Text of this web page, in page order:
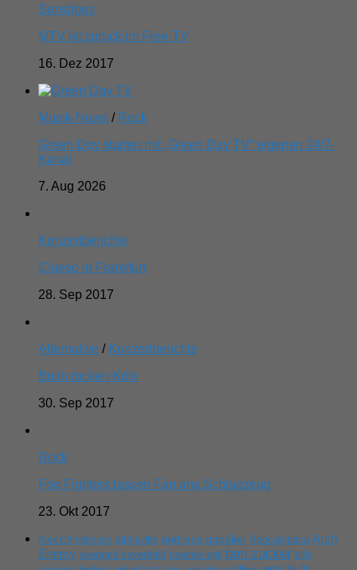
Sonstiges
MTV ist zurück im Free-TV
16. Dez 2017
Musik-News / Rock
Green Day starten mit „Green Day TV“ eigenen 24/7-
Kanal
7. Aug 2026
Konzertberichte
Clueso in Frankfurt
28. Sep 2017
Alternative / Konzertberichte
Bush rocken Köln
30. Sep 2017
Rock
Foo Fighters lassen Fan ans Schlagzeug
23. Okt 2017
Alex Christensen alphaville andreas gabalier Apocalyptica Arch
Enemy avenged sevenfold beatrice egli ben zucker billy